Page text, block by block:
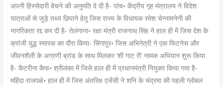
अपनी हिस्सेदारी बेचने की अनुमति दे दी है- पांच• केंद्रीय गृह मंत्रालय ने विदेश
यात्राओं से जुड़े तथ्य छिपाने हेतु जिस राज्य के विधायक रमेश चेन्नामनेनी की
नागरिकता रद्द कर दी है- तेलंगाना• रक्षा मंत्री राजनाथ सिंह ने हाल ही में जिस देश के
क्रांजी युद्ध स्मारक का दौरा किया- सिंगापुर• जिस अभिनेत्री ने एक फिटनेस और
जीवनशैली के अग्रणी ब्रांड के साथ मिलकर ‘शी गाट री’ नामक अभियान शुरू किया
है- कैटरीना कैफ• श्रीलंका में जिसे हाल ही में प्रधानमंत्री नियुक्त किया गया है-
महिंदा राजपक्षे• हाल ही में जिस अंतरिक्ष एजेंसी ने शनि के चंद्रमा की पहली ग्लोबल